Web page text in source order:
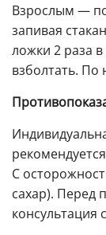
Взрослым —
запивая
ложки 2 раза
взболтать. По
С
сахар). Перед
консультация